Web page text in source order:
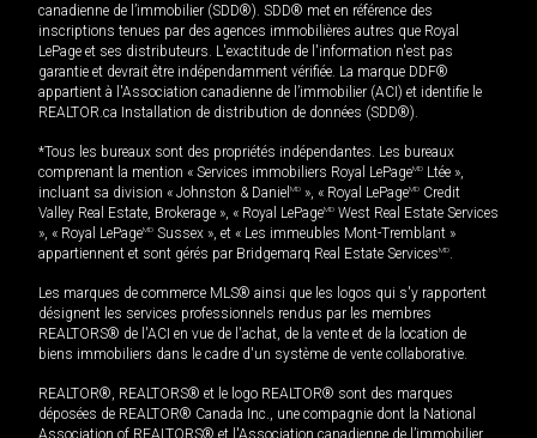
canadienne de l’immobilier (SDD®). SDD® met en référence des
inscriptions tenues par des agences immobilières autres que Royal
LePage et ses distributeurs. L'exactitude de l'information n'est pas
garantie et devrait être indépendamment vérifiée. La marque DDF®
appartient à l'Association canadienne de l’immobilier (ACI) et identifie le
REALTOR.ca Installation de distribution de données (SDD®).
*Tous les bureaux sont des propriétés indépendantes. Les bureaux
comprenant la mention « Services immobiliers Royal LePageMD Ltée »,
incluant sa division « Johnston & Daniel MD », « Royal LePageMD Credit
Valley Real Estate, Brokerage », « Royal LePageMD West Real Estate Services
», « Royal LePageMD Sussex », et « Les immeubles Mont-Tremblant »
appartiennent et sont gérés par Bridgemarq Real Estate ServicesMD.
Les marques de commerce MLS® ainsi que les logos qui s'y rapportent
désignent les services professionnels rendus par les membres
REALTORS® de l'ACI en vue de l'achat, de la vente et de la location de
biens immobiliers dans le cadre d'un système de vente collaborative.
REALTOR®, REALTORS® et le logo REALTOR® sont des marques
déposées de REALTOR® Canada Inc., une compagnie dont la National
Association of REALTORS® et l'Association canadienne de l’immobilier